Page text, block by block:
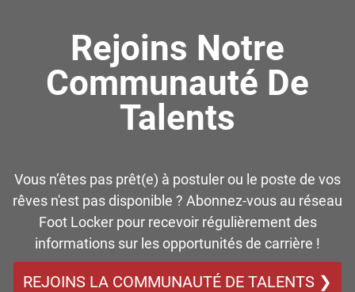
Rejoins Notre
Communauté De
Talents
Vous n’êtes pas prêt(e) à postuler ou le poste de vos
rêves n'est pas disponible ? Abonnez-vous au réseau
Foot Locker pour recevoir régulièrement des
informations sur les opportunités de carrière !
REJOINS LA COMMUNAUTÉ DE TALENTS ❯